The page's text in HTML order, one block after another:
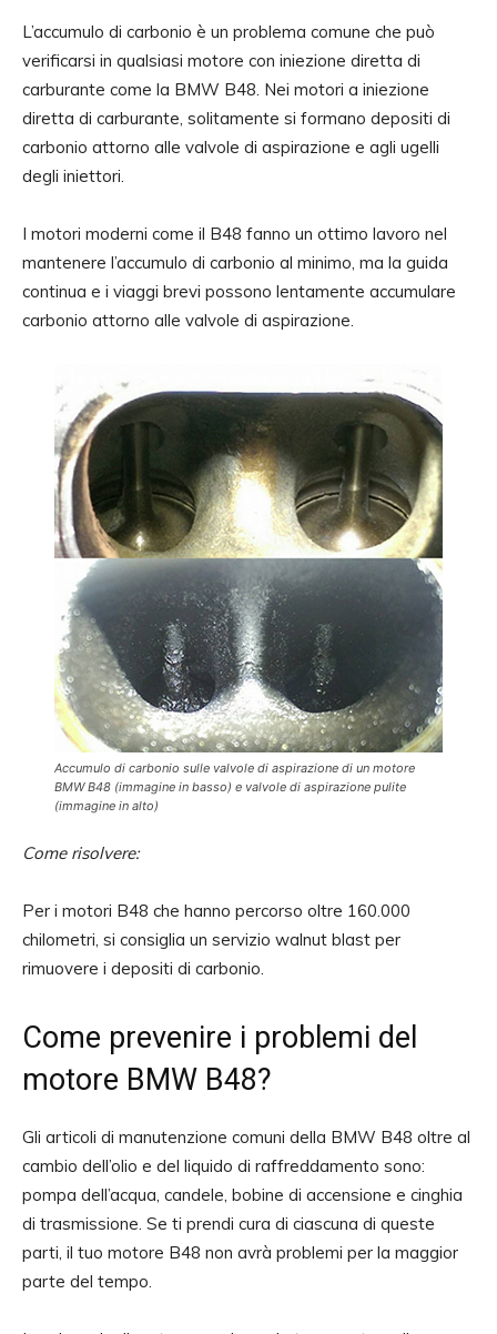
L’accumulo di carbonio è un problema comune che può
verificarsi in qualsiasi motore con iniezione diretta di
carburante come la BMW B48. Nei motori a iniezione
diretta di carburante, solitamente si formano depositi di
carbonio attorno alle valvole di aspirazione e agli ugelli
degli iniettori.
I motori moderni come il B48 fanno un ottimo lavoro nel
mantenere l’accumulo di carbonio al minimo, ma la guida
continua e i viaggi brevi possono lentamente accumulare
carbonio attorno alle valvole di aspirazione.
Accumulo di carbonio sulle valvole di aspirazione di un motore
BMW B48 (immagine in basso) e valvole di aspirazione pulite
(immagine in alto)
Come risolvere:
Per i motori B48 che hanno percorso oltre 160.000
chilometri, si consiglia un servizio walnut blast per
rimuovere i depositi di carbonio.
Come prevenire i problemi del
motore BMW B48?
Gli articoli di manutenzione comuni della BMW B48 oltre al
cambio dell’olio e del liquido di raffreddamento sono:
pompa dell’acqua, candele, bobine di accensione e cinghia
di trasmissione. Se ti prendi cura di ciascuna di queste
parti, il tuo motore B48 non avrà problemi per la maggior
parte del tempo.